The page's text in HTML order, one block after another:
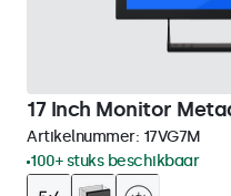
17 Inch Monitor
Artikelnummer: 17VG7M
100+ stuks beschikbaar